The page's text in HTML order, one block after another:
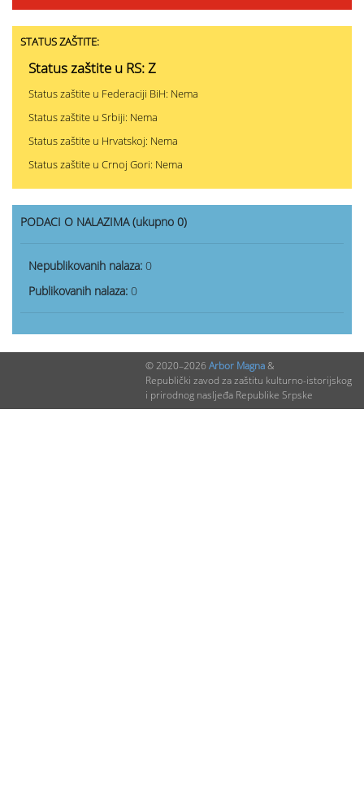
STATUS ZAŠTITE:
Status zaštite u RS: Z
Status zaštite u Federaciji BiH: Nema
Status zaštite u Srbiji: Nema
Status zaštite u Hrvatskoj: Nema
Status zaštite u Crnoj Gori: Nema
PODACI O NALAZIMA (ukupno 0)
Nepublikovanih nalaza: 0
Publikovanih nalaza: 0
© 2020–2026 Arbor Magna&
Republički zavod za zaštitu kulturno-istorijskog
i prirodnog nasljeđa Republike Srpske